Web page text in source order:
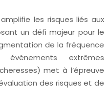
les risques liés aux
un défi majeur pour le
de la fréquence
extrêmes
met à l’épreuve
des risques et de